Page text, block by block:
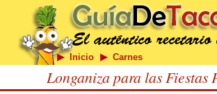
Inicio Carnes
Longaniza para las Fiestas